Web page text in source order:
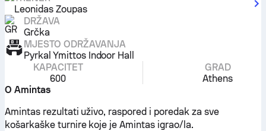
Leonidas Zoupas
DRŽAVA
Grčka
MJESTO ODRŽAVANJA
Pyrkal Ymittos Indoor Hall
KAPACITET
600
GRAD
Athens
O Amintas
Amintas rezultati uživo, raspored i poredak za sve
košarkaške turnire koje je Amintas igrao/la.